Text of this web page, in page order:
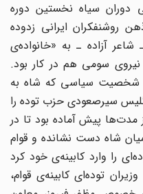
دوران سیاه نخستین دوره
هنوز از ذهن روشنفکران ایرانی زدوده
آزاده ـ به «خانواده‌ی
سومی‌ هم در کار بود.
شخصیت سیاسی که شاه به
سیرصعودی حزب توده را
پیش آماده بود تا در
شاه دست نشانده و قوام‌
را وارد کابینه‌ی خود کرد
توده‌ای کابینه‌ی قوام،